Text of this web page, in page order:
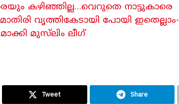
കഴിഞ്ഞില്ല…വെറുതെ നാട്ടുകാരെ
വൃത്തികേടായി പോയി ഇതെല്ലാം-
മുസ്‌ലിം ലീഗ്
Tweet Share